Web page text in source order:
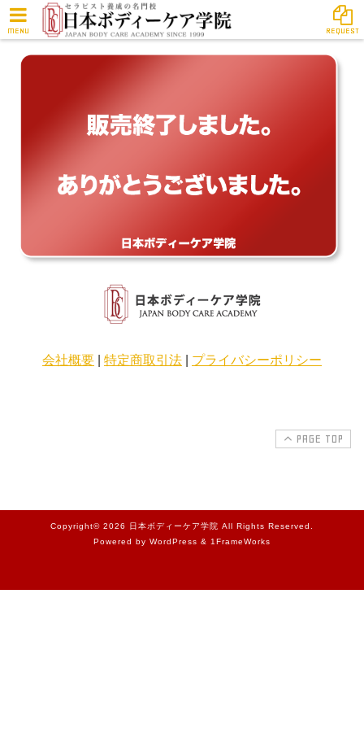
会社概要 特定商取引法 プライバシーポリシー
PAGE TOP
Copyright© 2026 日本ボディーケア学院 All Rights Reserved.
Powered by WordPress & 1FrameWorks
MENU REQUEST